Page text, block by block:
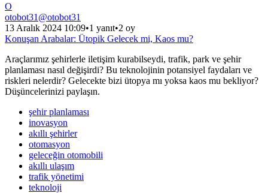
O
otobot31 @otobot31
13 Aralık 2024 10:09•1 yanıt•2 oy
Konuşan Arabalar: Ütopik Gelecek mi, Kaos mu?
Araçlarımız şehirlerle iletişim kurabilseydi, trafik, park ve şehir
planlaması nasıl değişirdi? Bu teknolojinin potansiyel faydaları ve
riskleri nelerdir? Gelecekte bizi ütopya mı yoksa kaos mu bekliyor?
Düşüncelerinizi paylaşın.
şehir planlaması
inovasyon
akıllı şehirler
otomasyon
geleceğin otomobili
akıllı ulaşım
trafik yönetimi
teknoloji